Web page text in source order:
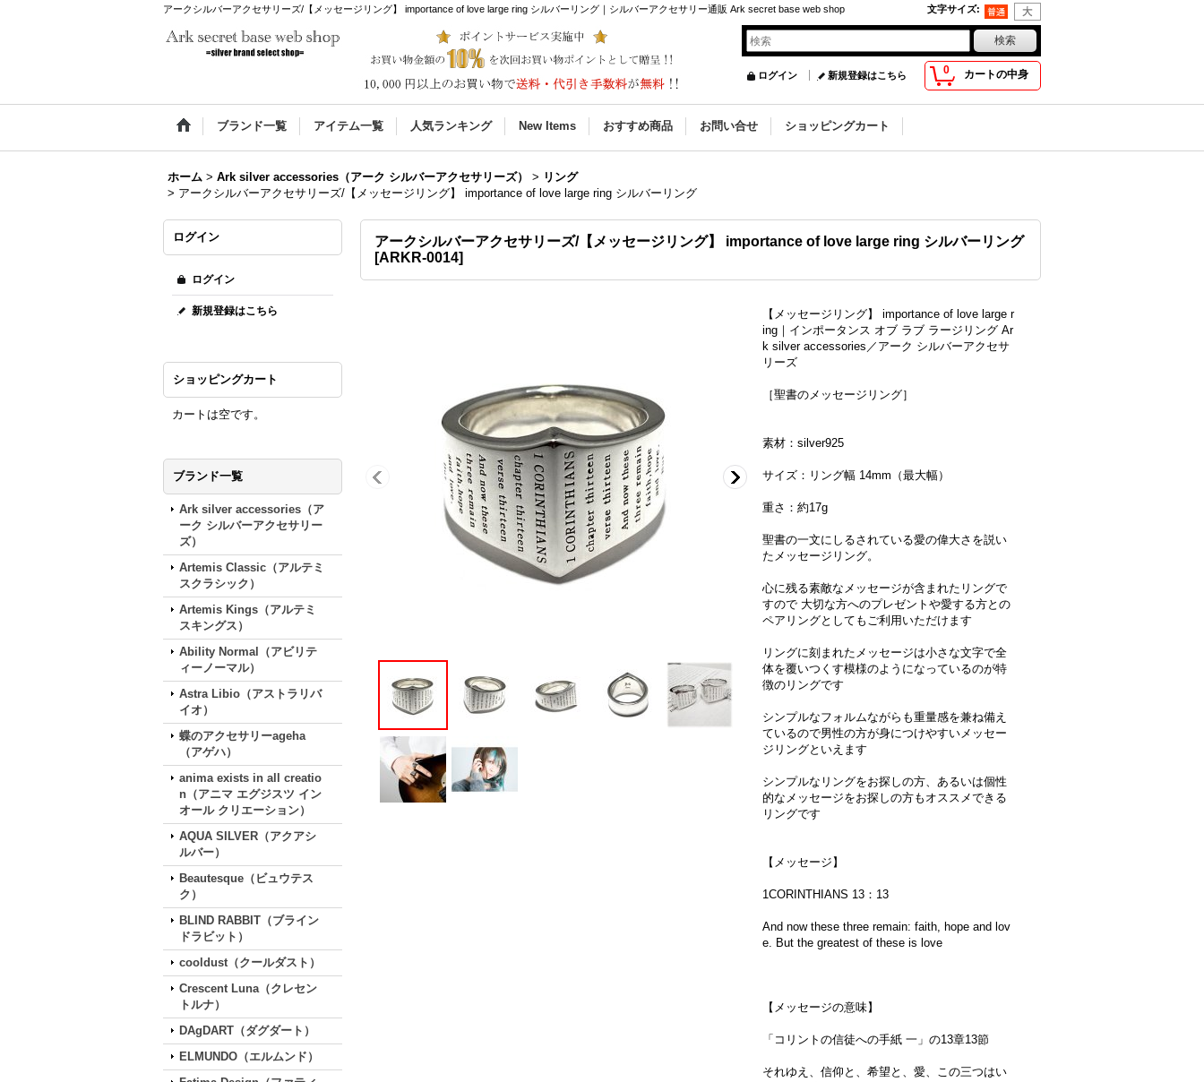
アークシルバーアクセサリーズ/【メッセージリング】 importance of love large ring シルバーリング｜シルバーアクセサリー通販 Ark secret base web shop 文字サイズ:
0 カートの中身
ログイン 新規登録はこちら
ブランド一覧 アイテム一覧 人気ランキング New Items おすすめ商品 お問い合せ ショッピングカート
ホーム > Ark silver accessories（アーク シルバーアクセサリーズ） > リング
> アークシルバーアクセサリーズ/【メッセージリング】 importance of love large ring シルバーリング
ログイン
ログイン
新規登録はこちら
ショッピングカート
カートは空です。
ブランド一覧
Ark silver accessories（ア
ーク シルバーアクセサリー
ズ）
Artemis Classic（アルテミ
スクラシック）
Artemis Kings（アルテミ
スキングス）
Ability Normal（アビリテ
ィーノーマル）
Astra Libio（アストラリバ
イオ）
蝶のアクセサリーageha
（アゲハ）
anima exists in all creatio
n（アニマ エグジスツ イン
オール クリエーション）
AQUA SILVER（アクアシ
ルバー）
Beautesque（ビュウテス
ク）
BLIND RABBIT（ブライン
ドラビット）
cooldust（クールダスト）
Crescent Luna（クレセン
トルナ）
DAgDART（ダグダート）
ELMUNDO（エルムンド）
アークシルバーアクセサリーズ/【メッセージリング】 importance of love large ring シルバーリング
[ARKR-0014]
【メッセージリング】 importance of love large r
ing｜インポータンス オブ ラブ ラージリング Ar
k silver accessories／アーク シルバーアクセサ
リーズ
［聖書のメッセージリング］
素材：silver925
サイズ：リング幅 14mm（最大幅）
重さ：約17g
聖書の一文にしるされている愛の偉大さを説い
たメッセージリング。
心に残る素敵なメッセージが含まれたリングで
すので 大切な方へのプレゼントや愛する方との
ペアリングとしてもご利用いただけます
リングに刻まれたメッセージは小さな文字で全
体を覆いつくす模様のようになっているのが特
徴のリングです
シンプルなフォルムながらも重量感を兼ね備え
ているので男性の方が身につけやすいメッセー
ジリングといえます
シンプルなリングをお探しの方、あるいは個性
的なメッセージをお探しの方もオススメできる
リングです
【メッセージ】
1CORINTHIANS 13：13
And now these three remain: faith, hope and lov
e. But the greatest of these is love
【メッセージの意味】
「コリントの信徒への手紙 一」の13章13節
それゆえ、信仰と、希望と、愛、この三つはい